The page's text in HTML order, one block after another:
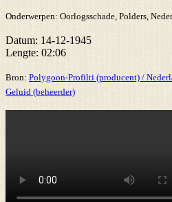
Onderwerpen: Oorlogsschade, Polders,
Datum: 14-12-1945
Lengte: 02:06
Bron: Polygoon-Profilti (producent) /
Geluid (beheerder)